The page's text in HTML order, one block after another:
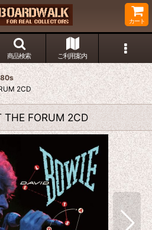
カート
商品検索 ご利用案内
2CD
THE FORUM 2CD